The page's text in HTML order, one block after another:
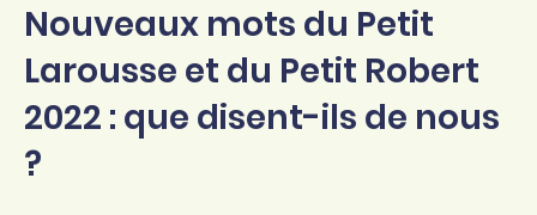
Nouveaux mots du Petit
Larousse et du Petit Robert
2022 : que disent-ils de nous
?